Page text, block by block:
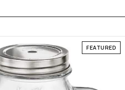
FEATURED